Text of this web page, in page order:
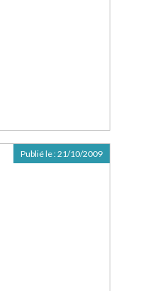
Publié le :21/10/2009